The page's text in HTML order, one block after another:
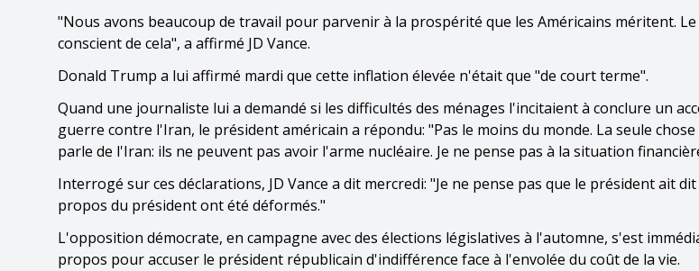
"Nous avons beaucoup de travail pour parvenir à la prospérité que les Américains méritent.
conscient de cela", a affirmé JD Vance.
Donald Trump a lui affirmé mardi que cette inflation élevée n'était que "de court terme".
Quand une journaliste lui a demandé si les difficultés des ménages l'incitaient à conclure un
guerre contre l'Iran, le président américain a répondu: "Pas le moins du monde. La seule
parle de l'Iran: ils ne peuvent pas avoir l'arme nucléaire. Je ne pense pas à la situation
Interrogé sur ces déclarations, JD Vance a dit mercredi: "Je ne pense pas que le président ait dit
propos du président ont été déformés."
L'opposition démocrate, en campagne avec des élections législatives à l'automne, s'est
propos pour accuser le président républicain d'indifférence face à l'envolée du coût de la vie.